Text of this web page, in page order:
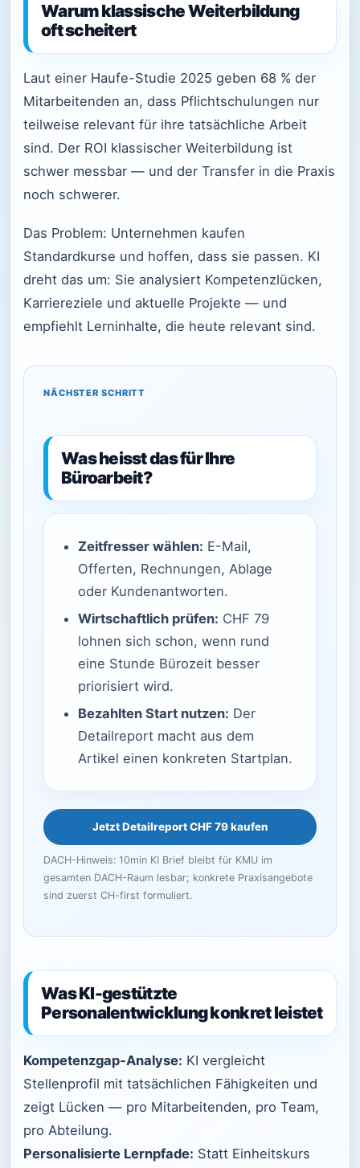
Warum klassische Weiterbildung
oft scheitert
Laut einer Haufe-Studie 2025 geben 68 % der
Mitarbeitenden an, dass Pflichtschulungen nur
teilweise relevant für ihre tatsächliche Arbeit
sind. Der ROI klassischer Weiterbildung ist
schwer messbar — und der Transfer in die Praxis
noch schwerer.
Das Problem: Unternehmen kaufen
Standardkurse und hoffen, dass sie passen. KI
dreht das um: Sie analysiert Kompetenzlücken,
Karriereziele und aktuelle Projekte — und
empfiehlt Lerninhalte, die heute relevant sind.
NÄCHSTER SCHRITT
Was heisst das für Ihre
Büroarbeit?
Zeitfresser wählen: E-Mail,
Offerten, Rechnungen, Ablage
oder Kundenantworten.
Wirtschaftlich prüfen: CHF 79
lohnen sich schon, wenn rund
eine Stunde Bürozeit besser
priorisiert wird.
Bezahlten Start nutzen: Der
Detailreport macht aus dem
Artikel einen konkreten Startplan.
Jetzt Detailreport CHF 79 kaufen
DACH-Hinweis: 10min KI Brief bleibt für KMU im
gesamten DACH-Raum lesbar; konkrete Praxisangebote
sind zuerst CH-first formuliert.
Was KI-gestützte
Personalentwicklung konkret leistet
Kompetenzgap-Analyse: KI vergleicht
Stellenprofil mit tatsächlichen Fähigkeiten und
zeigt Lücken — pro Mitarbeitenden, pro Team,
pro Abteilung.
Personalisierte Lernpfade: Statt Einheitskurs